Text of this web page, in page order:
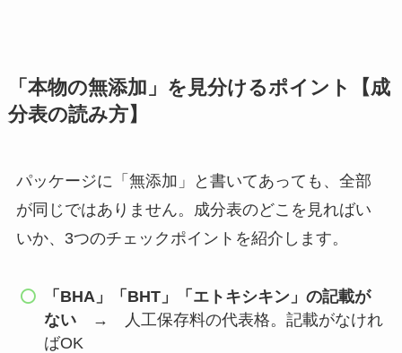
「本物の無添加」を見分けるポイント【成
分表の読み方】
パッケージに「無添加」と書いてあっても、全部
が同じではありません。成分表のどこを見ればい
いか、3つのチェックポイントを紹介します。
「BHA」「BHT」「エトキシキン」の記載が
ない → 人工保存料の代表格。記載がなけれ
ばOK